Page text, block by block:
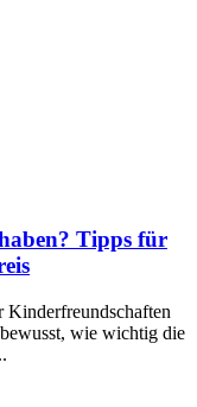
Tipps für
⁢wie wichtig die